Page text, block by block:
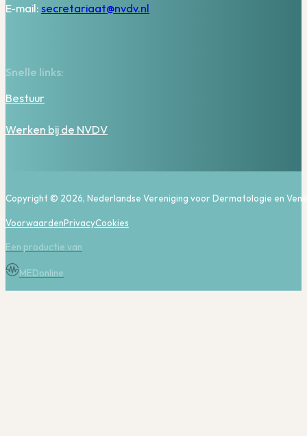
E-mail: secretariaat@nvdv.nl
Snelle links:
Bestuur
Werken bij de NVDV
Copyright © 2026, Nederlandse Vereniging voor Dermatologie en
VoorwaardenPrivacyCookies
Een productie van
MEDonline